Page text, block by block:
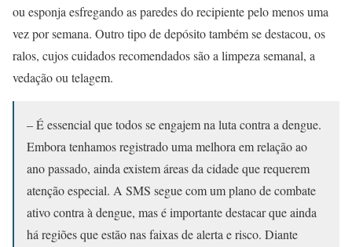
ou esponja esfregando as paredes do recipiente pelo menos uma
vez por semana. Outro tipo de depósito também se destacou, os
ralos, cujos cuidados recomendados são a limpeza semanal, a
vedação ou telagem.
– É essencial que todos se engajem na luta contra a dengue.
Embora tenhamos registrado uma melhora em relação ao
ano passado, ainda existem áreas da cidade que requerem
atenção especial. A SMS segue com um plano de combate
ativo contra à dengue, mas é importante destacar que ainda
há regiões que estão nas faixas de alerta e risco. Diante